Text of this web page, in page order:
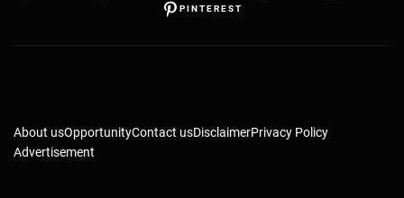
PINTEREST
About usOpportunityContact usDisclaimerPrivacy Policy
Advertisement